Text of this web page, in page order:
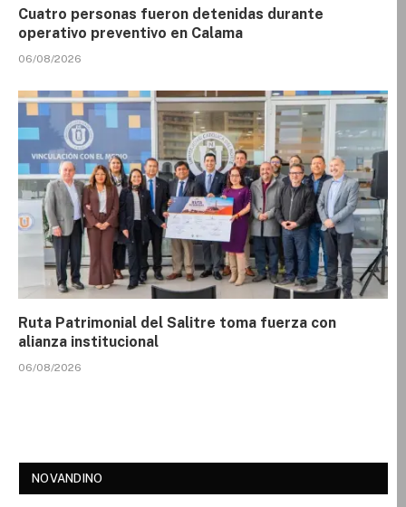
Cuatro personas fueron detenidas durante
operativo preventivo en Calama
06/08/2026
Ruta Patrimonial del Salitre toma fuerza con
alianza institucional
06/08/2026
NOVANDINO